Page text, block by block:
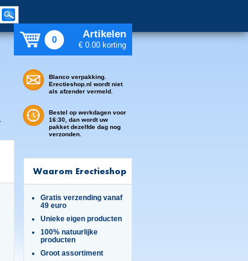
0 Artikelen
€ 0.00 korting
Blanco verpakking.
Erectieshop.nl wordt niet
als afzender vermeld.
Bestel op werkdagen voor
16:30, dan wordt uw
pakket dezelfde dag nog
verzonden.
Waarom Erectieshop
Gratis verzending vanaf
49 euro
Unieke eigen producten
100% natuurlijke
producten
Groot assortiment